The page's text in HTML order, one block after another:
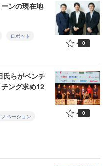
ンの現在地
ロボット
0
らがベンチ
ング求め12
ノベーション 0